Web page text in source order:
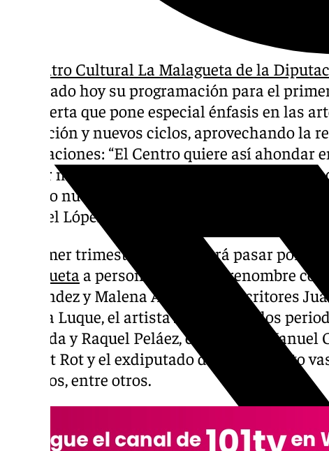
Centro Cultural La Malagueta de la
desvelado hoy su programación para el
una oferta que pone especial énfasis en las
formación y nuevos ciclos, aprovechando la
instalaciones: “El Centro quiere así ahondar
para ir más allá de su habitual
público nuevos formatos”, ha anunciado el
Manuel López Mestanza.
El primer trimestre del año verá pasar por las
Malagueta a personalidades de renombre
Fernández y Malena Alterio, los escritores
Aurora Luque, el artista Javi Calleja, los
Cernuda y Raquel Peláez, el cineasta
Margot Rot y el exdiputado del parlamento
Terreros, entre otros.